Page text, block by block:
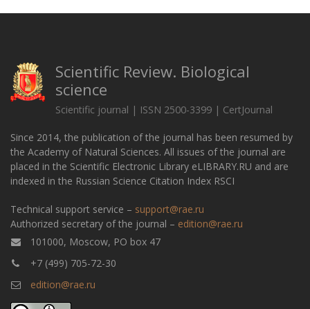
Scientific Review. Biological
science
Scientific journal | ISSN 2500-3399 | CertJournal
Since 2014, the publication of the journal has been resumed by
the Academy of Natural Sciences. All issues of the journal are
placed in the Scientific Electronic Library eLIBRARY.RU and are
indexed in the Russian Science Citation Index RSCI
Technical support service – support@rae.ru
Authorized secretary of the journal – edition@rae.ru
101000, Moscow, PO box 47
+7 (499) 705-72-30
edition@rae.ru